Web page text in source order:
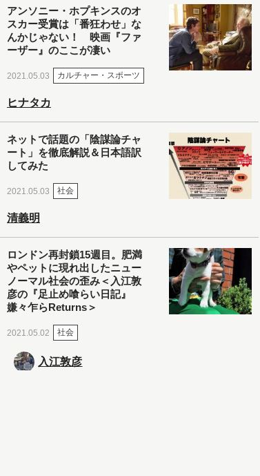
アンソニー・ホプキンスのオ
スカー受賞は「番狂わせ」な
んかじゃない！ 映画『ファ
ーザー』のここが凄い
2021.05.03 カルチャー・スポーツ
ヒナタカ
ネットで話題の「陰謀論チャ
ート」を徹底解説＆日本語訳
してみた
2021.05.03 社会
清義明
ロンドン再封鎖15週目。肥満
やペットに現れ出したニュー
ノーマル社会の歪み＜入江敦
彦の『足止め喰らい日記』
嫌々乍らReturns＞
2021.05.02 社会
入江敦彦